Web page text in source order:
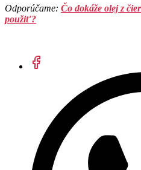
Odporúčame: Čo dokáže olej z
použiť?